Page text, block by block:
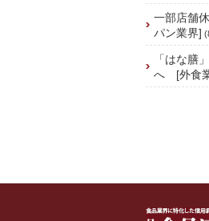
一部店舗
パン業界]
「はな膳
へ [外食